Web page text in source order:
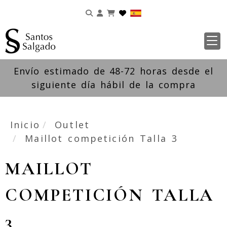
Identifícate
Envío estimado de 48-72 horas desde el
siguiente día hábil de la compra
Inicio
Outlet
Maillot competición Talla 3
MAILLOT
COMPETICIÓN TALLA
3